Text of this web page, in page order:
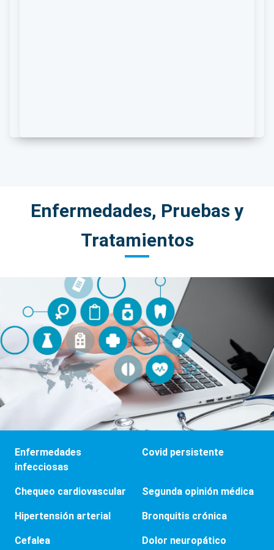
Enfermedades, Pruebas y
Tratamientos
Enfermedades
infecciosas
Covid persistente
Chequeo cardiovascular Segunda opinión médica
Hipertensión arterial Bronquitis crónica
Cefalea Dolor neuropático